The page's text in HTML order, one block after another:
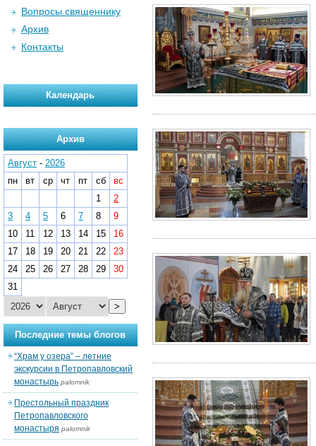
Вопросы священнику
Архив
Контакты
Календарь
Архив
Август - 2026
пн
вт ср чт пт сб
вс
1
2
3
4 5 6 7 8
9
10
11 12 13 14 15
16
17
18 19 20 21 22
23
24
25 26 27 28 29
30
31
>
Последние темы блогов
“Храм у озера” – летние
экскурсии в Петропавловский
монастырь palomnik
Престольный праздник
Петропавловского
монастыря palomnik